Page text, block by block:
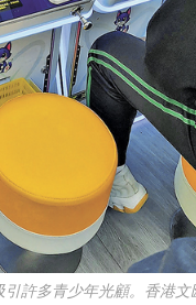
許多青少年光顧。香港